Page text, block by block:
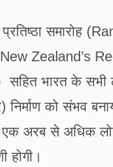
प्रतिष्ठा समारोह
Zealand’s
भारत के सभी
निर्माण को संभव
एक अरब से अधिक
होगी।